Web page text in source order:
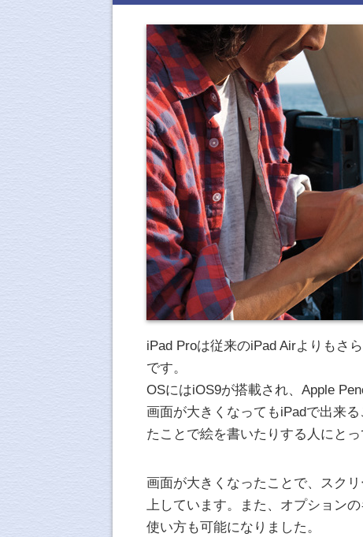
iPad Proは従来のiPad Airよりもさ
です。
OSにはiOS9が搭載され、Apple
画面が大きくなってもiPadで出来
たことで絵を書いたりする人にとっ
画面が大きくなったことで、スク
上しています。また、オプション
使い方も可能になりました。